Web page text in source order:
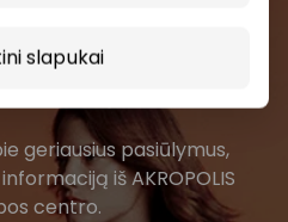
slapukai
prie mūsų
geriausius pasiūlymus,
iš AKROPOLIS
centro.